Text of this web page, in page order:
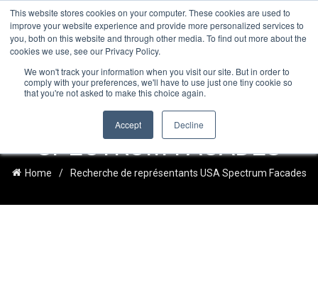
This website stores cookies on your computer. These cookies are used to
improve your website experience and provide more personalized services to
you, both on this website and through other media. To find out more about the
cookies we use, see our Privacy Policy.
We won't track your information when you visit our site. But in order to
comply with your preferences, we'll have to use just one tiny cookie so
that you're not asked to make this choice again.
Accept Decline
TOLL FREE: 1-855-444-0588 Find a Rep
RECHERCHE DE
REPRÉSENTANTS USA
SPECTRUM FACADES
Home Recherche de représentants USA Spectrum Facades